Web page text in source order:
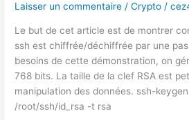
IPMI
KVM
IP
sur
serveur
dédié
ovh
Laisser un commentaire /Crypto /
Le but de cet article est de montrer
ssh est chiffrée/déchiffrée par une
besoins de cette démonstration, on
768 bits. La taille de la clef RSA est
manipulation des données. ssh-
/root/ssh/id_rsa -t rsa